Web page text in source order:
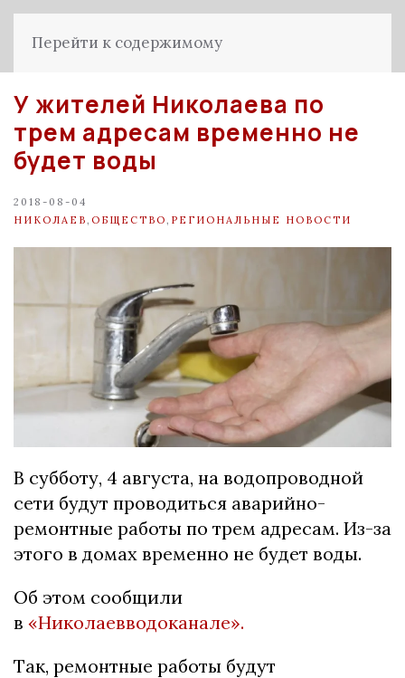
Перейти к содержимому
У жителей Николаева по
трем адресам временно не
будет воды
2018-08-04
НИКОЛАЕВ ОБЩЕСТВО РЕГИОНАЛЬНЫЕ НОВОСТИ
В субботу, 4 августа, на водопроводной
сети будут проводиться аварийно-
ремонтные работы по трем адресам. Из-за
этого в домах временно не будет воды.
Об этом сообщили
в «Николаевводоканале».
Так, ремонтные работы будут